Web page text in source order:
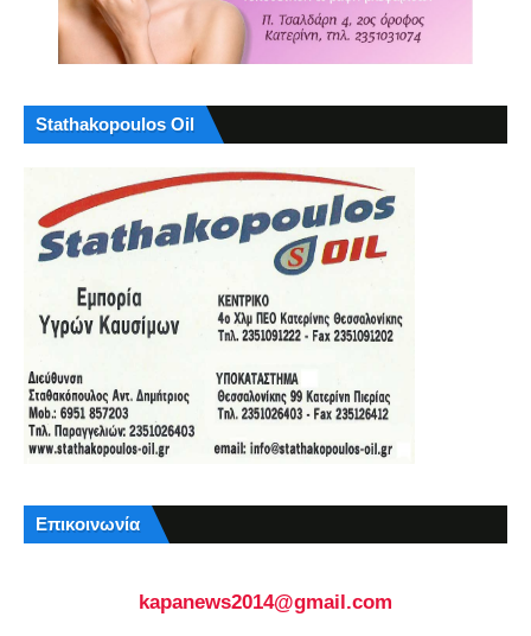
Stathakopoulos Oil
Επικοινωνία
kapanews2014@gmail.com